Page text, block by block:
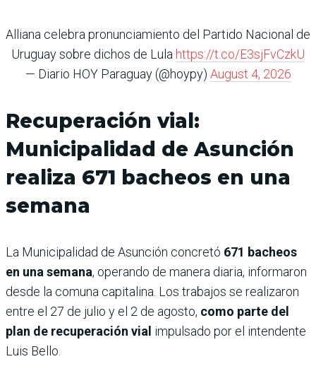
Alliana celebra pronunciamiento del Partido Nacional de
Uruguay sobre dichos de Lula https://t.co/E3sjFvCzkU
— Diario HOY Paraguay (@hoypy) August 4, 2026
Recuperación vial:
Municipalidad de Asunción
realiza 671 bacheos en una
semana
La Municipalidad de Asunción concretó 671 bacheos
en una semana, operando de manera diaria, informaron
desde la comuna capitalina. Los trabajos se realizaron
entre el 27 de julio y el 2 de agosto, como parte del
plan de recuperación vial impulsado por el intendente
Luis Bello.